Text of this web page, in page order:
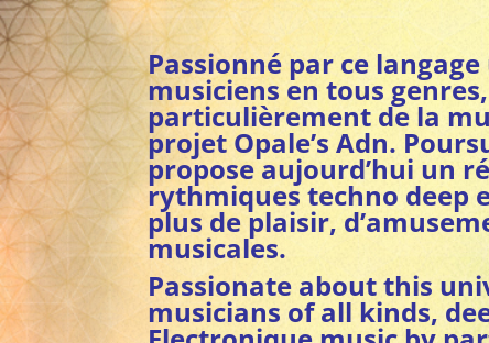
Passionné par ce
musiciens en tous
particulièrement de la
projet Opale’s Adn.
propose aujourd’hui un
rythmiques techno deep
plus de plaisir,
musicales.
Passionate about this
musicians of all kinds,